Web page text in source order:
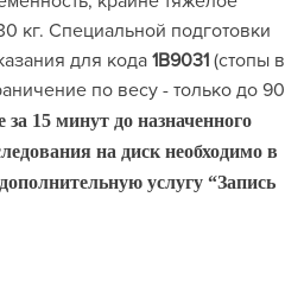
кг. Специальной подготовки
для кода 1В9031 (стопы в
по весу - только до 90
15 минут до назначенного
на диск необходимо в
услугу “Запись